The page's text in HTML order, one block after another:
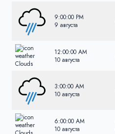
9:00:00 PM
9 августа
12:00:00 AM
10 августа
3:00:00 AM
10 августа
6:00:00 AM
10 августа